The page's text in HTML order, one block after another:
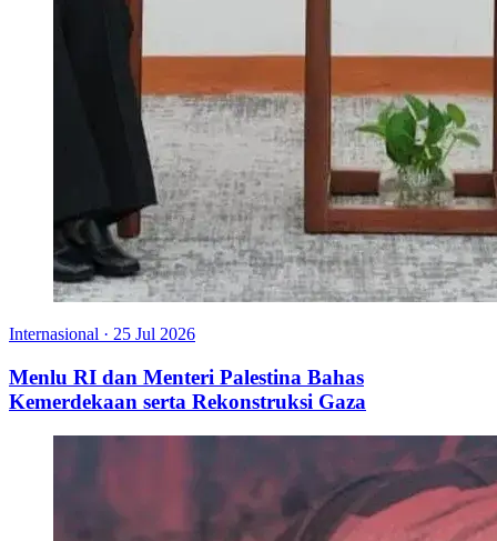
Internasional · 25 Jul 2026
Menlu RI dan Menteri Palestina Bahas
Kemerdekaan serta Rekonstruksi Gaza